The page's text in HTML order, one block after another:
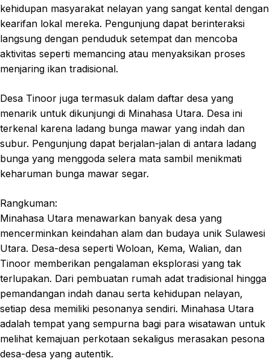
kehidupan masyarakat nelayan yang sangat kental dengan
kearifan lokal mereka. Pengunjung dapat berinteraksi
langsung dengan penduduk setempat dan mencoba
aktivitas seperti memancing atau menyaksikan proses
menjaring ikan tradisional.
Desa Tinoor juga termasuk dalam daftar desa yang
menarik untuk dikunjungi di Minahasa Utara. Desa ini
terkenal karena ladang bunga mawar yang indah dan
subur. Pengunjung dapat berjalan-jalan di antara ladang
bunga yang menggoda selera mata sambil menikmati
keharuman bunga mawar segar.
Rangkuman:
Minahasa Utara menawarkan banyak desa yang
mencerminkan keindahan alam dan budaya unik Sulawesi
Utara. Desa-desa seperti Woloan, Kema, Walian, dan
Tinoor memberikan pengalaman eksplorasi yang tak
terlupakan. Dari pembuatan rumah adat tradisional hingga
pemandangan indah danau serta kehidupan nelayan,
setiap desa memiliki pesonanya sendiri. Minahasa Utara
adalah tempat yang sempurna bagi para wisatawan untuk
melihat kemajuan perkotaan sekaligus merasakan pesona
desa-desa yang autentik.